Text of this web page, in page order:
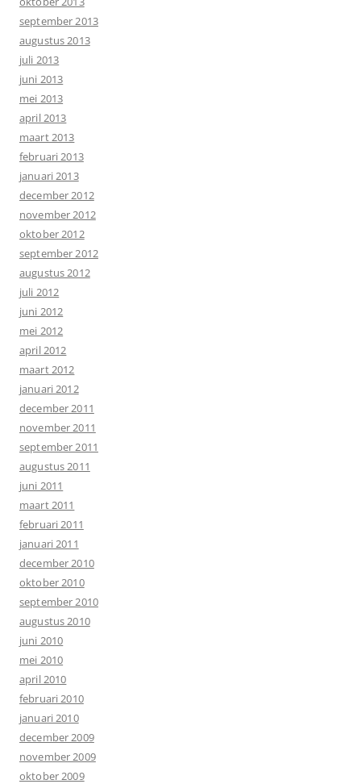
september 2013
augustus 2013
juli 2013
juni 2013
mei 2013
april 2013
maart 2013
februari 2013
januari 2013
december 2012
november 2012
oktober 2012
september 2012
augustus 2012
juli 2012
juni 2012
mei 2012
april 2012
maart 2012
januari 2012
december 2011
november 2011
september 2011
augustus 2011
juni 2011
maart 2011
februari 2011
januari 2011
december 2010
oktober 2010
september 2010
augustus 2010
juni 2010
mei 2010
april 2010
februari 2010
januari 2010
december 2009
november 2009
oktober 2009